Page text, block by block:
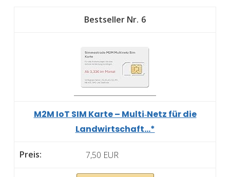
6
M2M IoT SIM Karte – Multi‑Netz für die
Landwirtschaft...*
7,50 EUR